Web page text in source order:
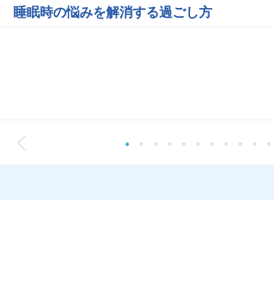
睡眠時の悩みを解消する過ごし方